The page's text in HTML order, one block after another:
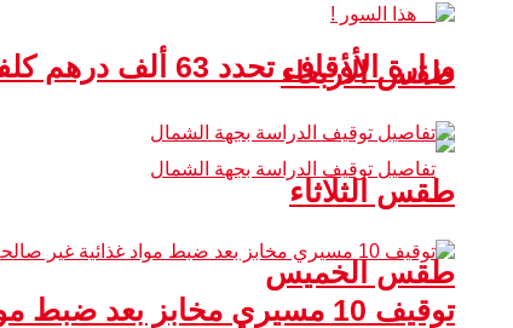
وزارة الأوقاف تحدد 63 ألف درهم كلفة لموسم حج 1447هـ
طقس الخميس
طقس الأربعاء
طقس الثلاثاء
توقيف 10 مسيري مخابز بعد ضبط مواد غذائية غير صالحة للاستهلاك